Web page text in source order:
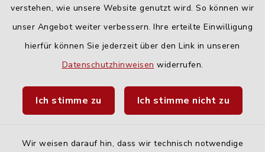
verstehen, wie unsere Website genutzt wird. So können wir
unser Angebot weiter verbessern. Ihre erteilte Einwilligung
hierfür können Sie jederzeit über den Link in unseren
Datenschutzhinweisen widerrufen.
Ich stimme zu Ich stimme nicht zu
Wir weisen darauf hin, dass wir technisch notwendige
geschlossen
Quicklinks
Fahrplanauskunft DING